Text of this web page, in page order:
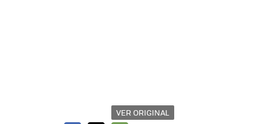
VER ORIGINAL